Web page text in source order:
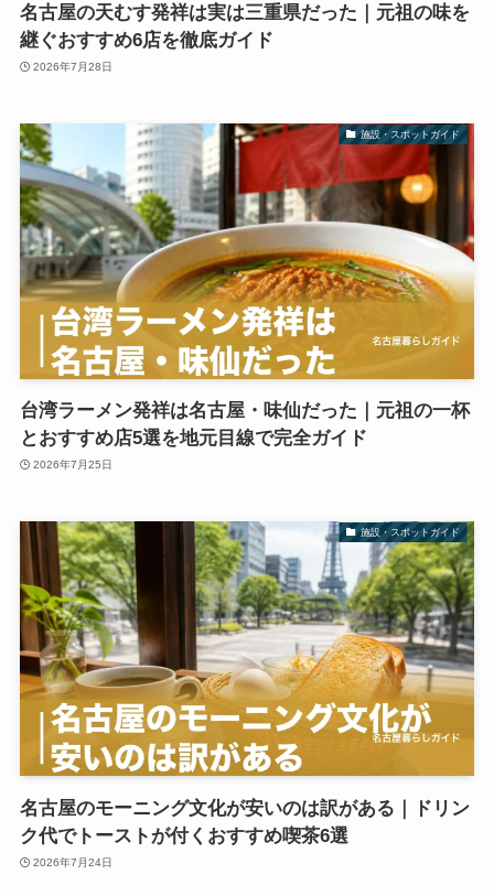
名古屋の天むす発祥は実は三重県だった｜元祖の味を
継ぐおすすめ6店を徹底ガイド
2026年7月28日
施設・スポットガイド
台湾ラーメン発祥は名古屋・味仙だった｜元祖の一杯
とおすすめ店5選を地元目線で完全ガイド
2026年7月25日
施設・スポットガイド
名古屋のモーニング文化が安いのは訳がある｜ドリン
ク代でトーストが付くおすすめ喫茶6選
2026年7月24日